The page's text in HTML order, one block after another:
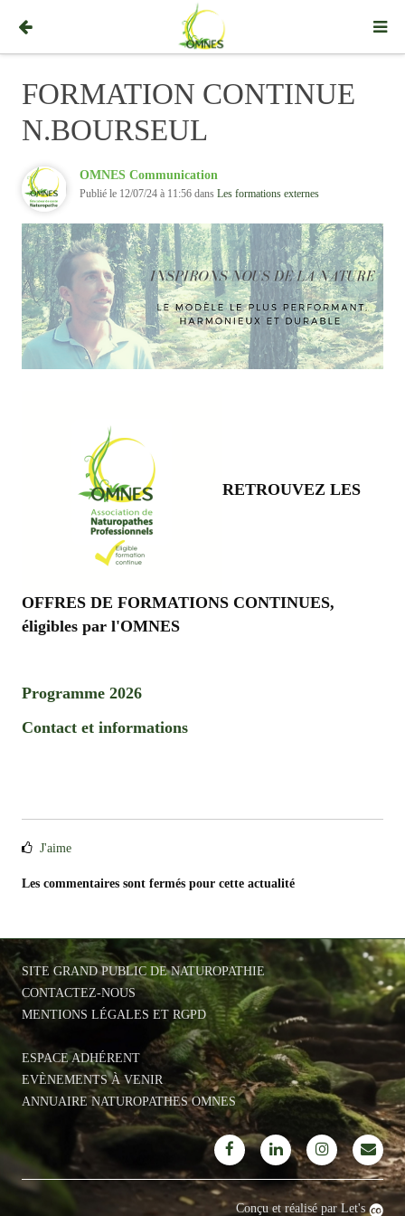
FORMATION CONTINUE
N.BOURSEUL
OMNES Communication
Publié le 12/07/24 à 11:56 dans Les formations externes
RETROUVEZ LES
OFFRES DE FORMATIONS CONTINUES,
éligibles par l'OMNES
Programme 2026
Contact et informations
J'aime
Les commentaires sont fermés pour cette actualité
SITE GRAND PUBLIC DE NATUROPATHIE
CONTACTEZ-NOUS
MENTIONS LÉGALES ET RGPD
ESPACE ADHÉRENT
EVÈNEMENTS À VENIR
ANNUAIRE NATUROPATHES OMNES
Conçu et réalisé par Let's